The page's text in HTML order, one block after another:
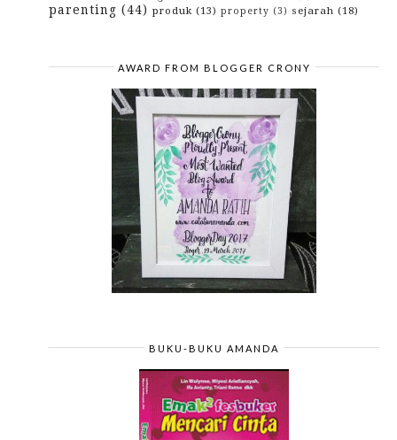
parenting (44) produk (13) property (3) sejarah (18)
AWARD FROM BLOGGER CRONY
BUKU-BUKU AMANDA